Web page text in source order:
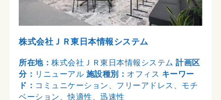
株式会社ＪＲ東日本情報システム
所在地：株式会社ＪＲ東日本情報システム計画区
分： リニューアル 施設種別： オフィス キーワー
ド： コミュニケーション、フリーアドレス、モチ
ベーション、快適性、迅速性